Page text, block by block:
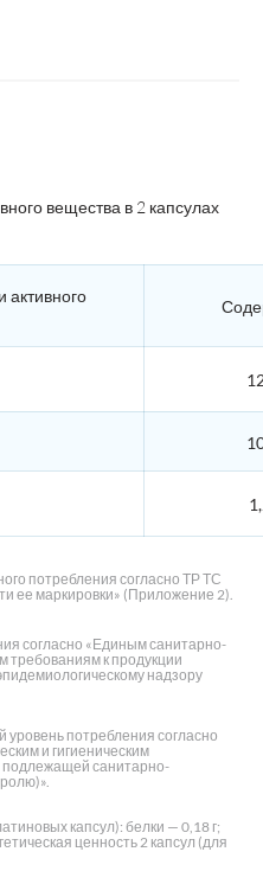
вещества в 2 капсулах
активного
потребления согласно ТР ТС
ее маркировки» (Приложение 2).
согласно «Единым санитарно-
требованиям к продукции
надзору
потребления согласно
и гигиеническим
подлежащей санитарно-
капсул): белки — 0,18 г;
ценность 2 капсул (для